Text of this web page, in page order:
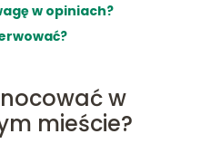
w opiniach?
w
mieście?